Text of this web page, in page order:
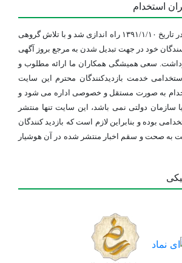
استخدام
سایت ایران استخدام در تاریخ ۱۳۹۱/۱/۱۰ راه اندازی شد و با تلاش گروهی
خود در جهت تبدیل شدن به مرجع بروز آگهی
سعی همیشگی همکاران ما ارائه مطلوب و
خدمت بازدیدکنندگان محترم این سایت
به صورت مستقل و خصوصی اداره می شود و
سازمان دولتی نمی باشد، این سایت تنها منتشر
بوده و بنابراین لازم است که بازدید کنندگان
به صحت و سقم اخبار منتشر شده در آن هوشیار